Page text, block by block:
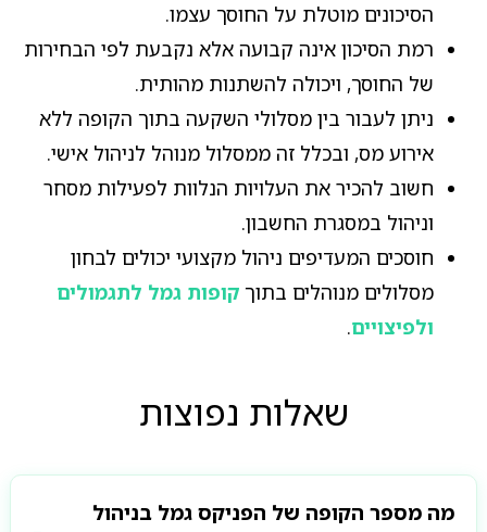
הסיכונים מוטלת על החוסך עצמו.
רמת הסיכון אינה קבועה אלא נקבעת לפי הבחירות
של החוסך, ויכולה להשתנות מהותית.
ניתן לעבור בין מסלולי השקעה בתוך הקופה ללא
אירוע מס, ובכלל זה ממסלול מנוהל לניהול אישי.
חשוב להכיר את העלויות הנלוות לפעילות מסחר
וניהול במסגרת החשבון.
חוסכים המעדיפים ניהול מקצועי יכולים לבחון
מסלולים מנוהלים בתוך קופות גמל לתגמולים
ולפיצויים.
שאלות נפוצות
מה מספר הקופה של הפניקס גמל בניהול